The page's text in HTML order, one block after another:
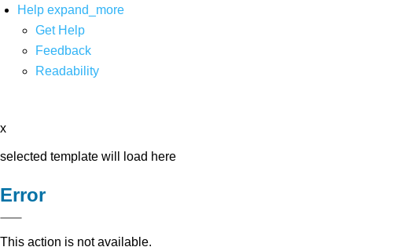
Help expand_more
Get Help
Feedback
Readability
x
selected template will load here
Error
This action is not available.